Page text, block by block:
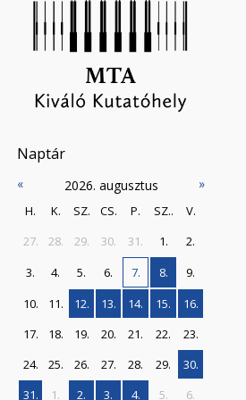
Naptár
« 2026. augusztus »
H. K. SZ. CS. P. SZ..
V.
27.
28. 29. 30. 31. 1.
2.
3.
4. 5. 6. 7. 8.
9.
10.
11. 12. 13. 14. 15.
16.
17.
18. 19. 20. 21. 22.
23.
24.
25. 26. 27. 28. 29.
30.
31.
1. 2. 3. 4. 5. 6.